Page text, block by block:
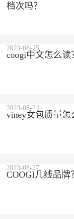
档次吗？
coogi中文怎么读
2023-08-25
viney女包质量
2023-08-24
COOGI几线品牌
2023-08-27